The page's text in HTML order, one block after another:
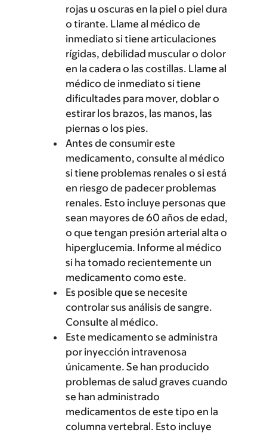
rojas u oscuras en la piel o piel dura
o tirante. Llame al médico de
inmediato si tiene articulaciones
rígidas, debilidad muscular o dolor
en la cadera o las costillas. Llame al
médico de inmediato si tiene
dificultades para mover, doblar o
estirar los brazos, las manos, las
piernas o los pies.
Antes de consumir este
medicamento, consulte al médico
si tiene problemas renales o si está
en riesgo de padecer problemas
renales. Esto incluye personas que
sean mayores de 60 años de edad,
o que tengan presión arterial alta o
hiperglucemia. Informe al médico
si ha tomado recientemente un
medicamento como este.
Es posible que se necesite
controlar sus análisis de sangre.
Consulte al médico.
Este medicamento se administra
por inyección intravenosa
únicamente. Se han producido
problemas de salud graves cuando
se han administrado
medicamentos de este tipo en la
columna vertebral. Esto incluye